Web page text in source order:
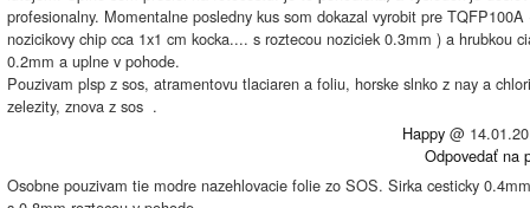
profesionalny. Momentalne posledny kus som dokazal vyrobit pre TQFP100A
nozicikovy chip cca 1x1 cm kocka.... s roztecou noziciek 0.3mm ) a hrubkou
0.2mm a uplne v pohode.
Pouzivam plsp z sos, atramentovu tlaciaren a foliu, horske slnko z nay a
zelezity, znova z sos .
Happy @
Odpovedať na
Osobne pouzivam tie modre nazehlovacie folie zo SOS. Sirka cesticky